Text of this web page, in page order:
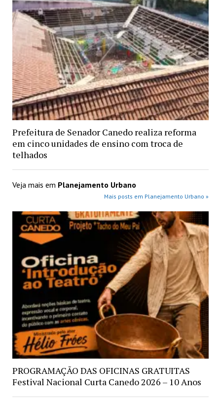
Prefeitura de Senador Canedo realiza reforma
em cinco unidades de ensino com troca de
telhados
Veja mais em Planejamento Urbano
Mais posts em Planejamento Urbano »
PROGRAMAÇÃO DAS OFICINAS GRATUITAS
Festival Nacional Curta Canedo 2026 – 10 Anos